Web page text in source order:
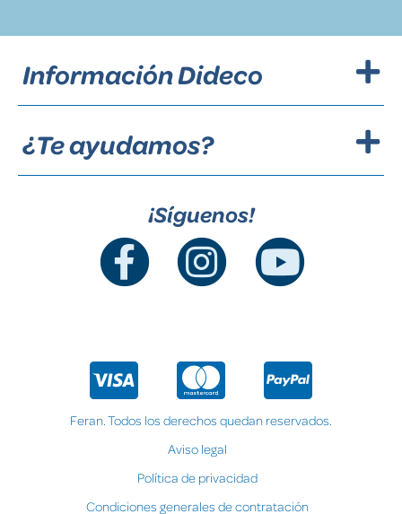
Información Dideco
¿Te ayudamos?
¡Síguenos!
Feran. Todos los derechos quedan reservados.
Aviso legal
Política de privacidad
Condiciones generales de contratación